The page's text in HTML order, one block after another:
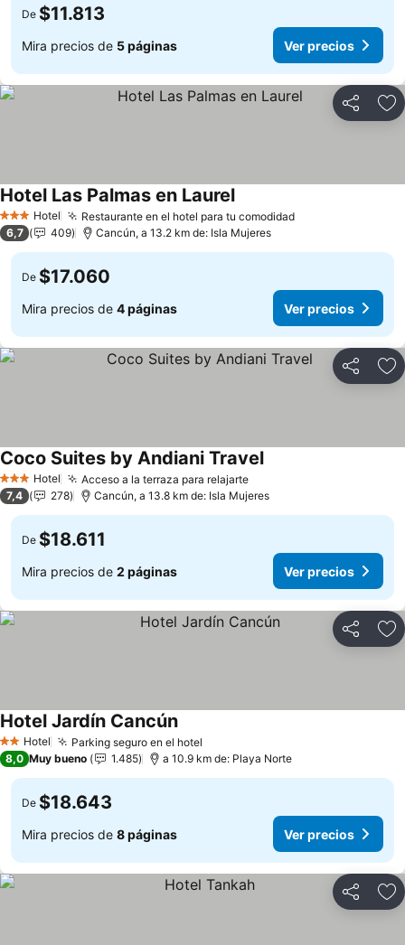
De $11.813
Mira precios de 5 páginas Ver precios
Compartir
3 Estrellas
Hotel Restaurante en el hotel para tu comodidad
Hotel Las Palmas en Laurel
6,7 409 Cancún, a 13.2 km de: Isla Mujeres
De $17.060
Mira precios de 4 páginas Ver precios
Compartir
3 Estrellas
Hotel Acceso a la terraza para relajarte
Coco Suites by Andiani Travel
7,4 278 Cancún, a 13.8 km de: Isla Mujeres
De $18.611
Mira precios de 2 páginas Ver precios
Compartir
2 Estrellas
Hotel Parking seguro en el hotel
Hotel Jardín Cancún
8,0 Muy bueno 1.485 a 10.9 km de: Playa Norte
De $18.643
Mira precios de 8 páginas Ver precios
Compartir